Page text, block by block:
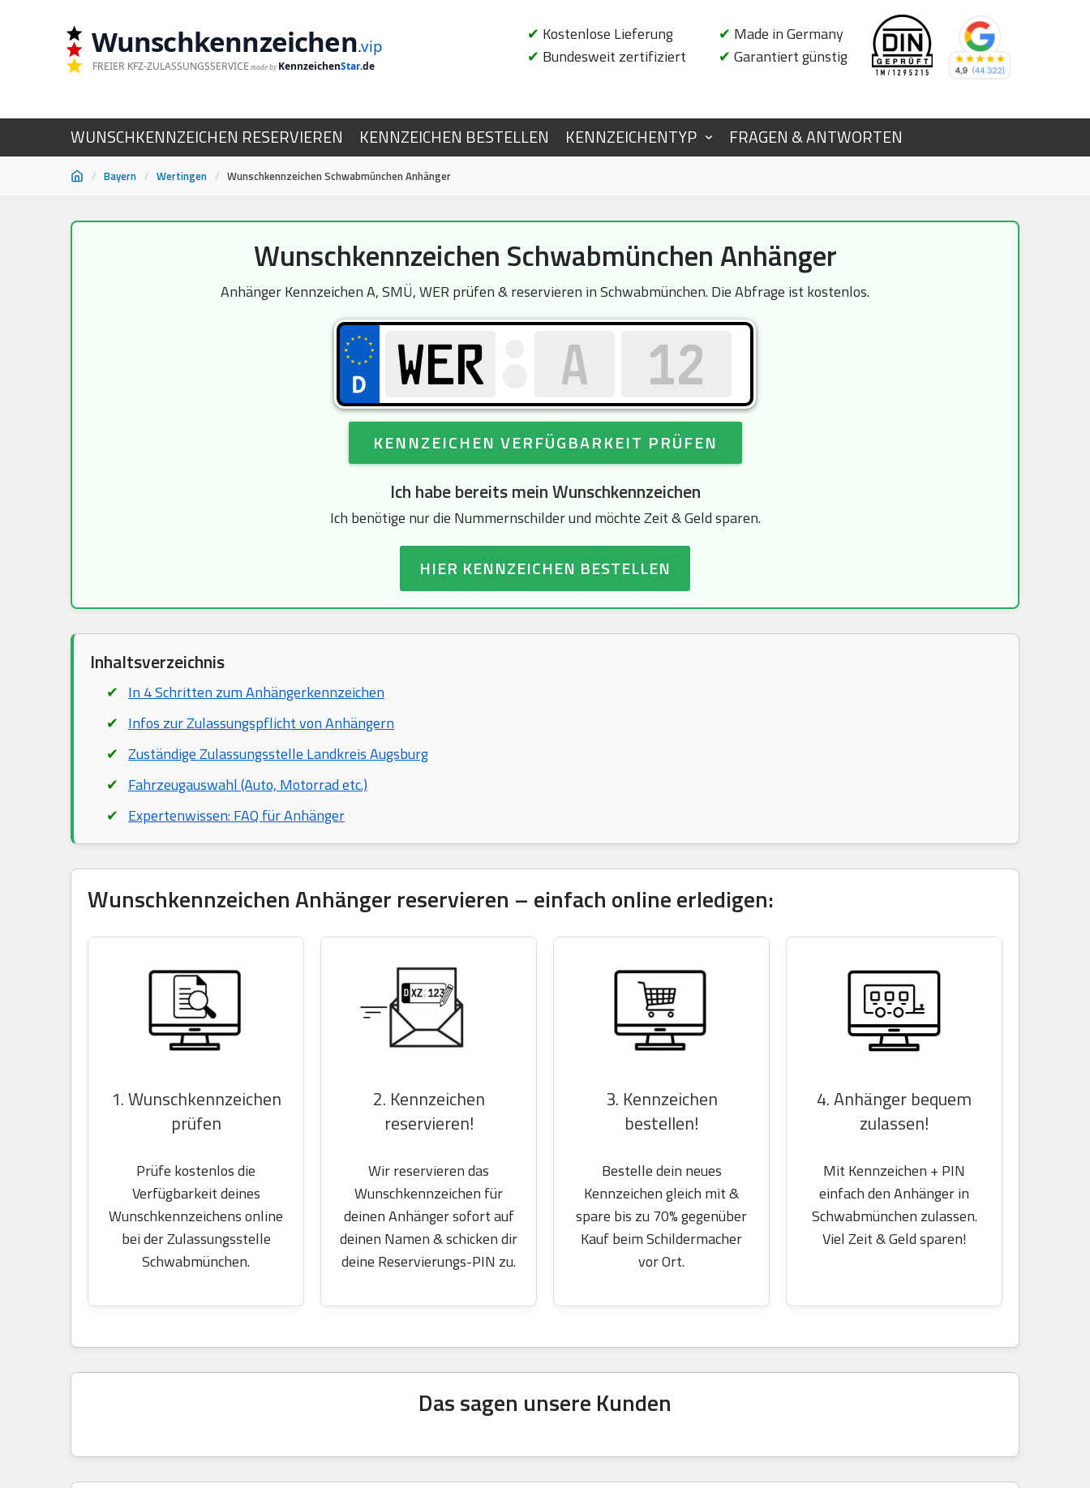
Wunschkennzeichen.vip
FREIER KFZ-ZULASSUNGSSERVICE made by KennzeichenStar.de
✔ Kostenlose Lieferung
✔ Bundesweit zertifiziert
✔ Made in Germany
✔ Garantiert günstig
WUNSCHKENNZEICHEN RESERVIEREN KENNZEICHEN BESTELLEN KENNZEICHENTYP FRAGEN & ANTWORTEN
/ Bayern / Wertingen / Wunschkennzeichen Schwabmünchen Anhänger
Wunschkennzeichen Schwabmünchen Anhänger
Anhänger Kennzeichen A, SMÜ, WER prüfen & reservieren in Schwabmünchen. Die Abfrage ist kostenlos.
KENNZEICHEN VERFÜGBARKEIT PRÜFEN
Ich habe bereits mein Wunschkennzeichen
Ich benötige nur die Nummernschilder und möchte Zeit & Geld sparen.
HIER KENNZEICHEN BESTELLEN
Inhaltsverzeichnis
In 4 Schritten zum Anhängerkennzeichen
Infos zur Zulassungspflicht von Anhängern
Zuständige Zulassungsstelle Landkreis Augsburg
Fahrzeugauswahl (Auto, Motorrad etc.)
Expertenwissen: FAQ für Anhänger
Wunschkennzeichen Anhänger reservieren – einfach online erledigen:
1. Wunschkennzeichen
prüfen
Prüfe kostenlos die
Verfügbarkeit deines
Wunschkennzeichens online
bei der Zulassungsstelle
Schwabmünchen.
2. Kennzeichen
reservieren!
Wir reservieren das
Wunschkennzeichen für
deinen Anhänger sofort auf
deinen Namen & schicken dir
deine Reservierungs-PIN zu.
3. Kennzeichen
bestellen!
Bestelle dein neues
Kennzeichen gleich mit &
spare bis zu 70% gegenüber
Kauf beim Schildermacher
vor Ort.
4. Anhänger bequem
zulassen!
Mit Kennzeichen + PIN
einfach den Anhänger in
Schwabmünchen zulassen.
Viel Zeit & Geld sparen!
Das sagen unsere Kunden